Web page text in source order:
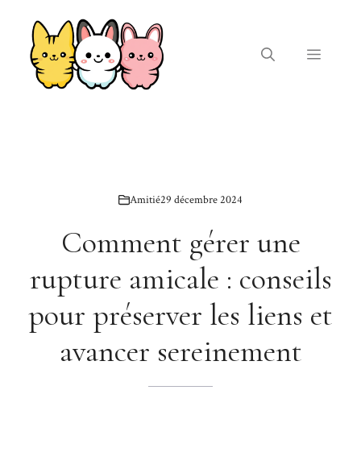
contenu
Menu
Amitié29 décembre 2024
Comment gérer une
rupture amicale : conseils
pour préserver les liens et
avancer sereinement